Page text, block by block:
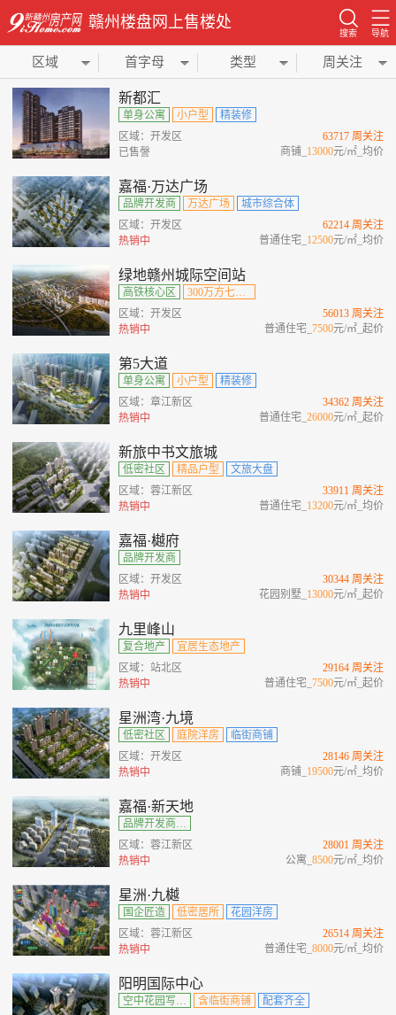
赣州楼盘网上售楼处
搜索 导航
区域 首字母 类型 周关注
新都汇
单身公寓 小户型
精装修
区域：开发区
已售謦
63717 周关注
商铺_ 13000元/㎡_均价
嘉福·万达广场
品牌开发商 万达广场
城市综合体
区域：开发区
热销中
62214 周关注
普通住宅_ 12500元/㎡_均价
绿地赣州城际空间站
高铁核心区
300万方七位一体综合城
区域：开发区
热销中
56013 周关注
普通住宅_7500元/㎡_起价
第5大道
单身公寓 小户型
精装修
区域：章江新区
热销中
34362 周关注
普通住宅_26000元/㎡_起价
新旅中书文旅城
低密社区 精品户型
文旅大盘
区域：蓉江新区
热销中
33911 周关注
普通住宅_ 13200元/㎡_均价
嘉福·樾府
品牌开发商
区域：开发区
热销中
30344 周关注
花园别墅_ 13000元/㎡_起价
九里峰山
复合地产
宜居生态地产
区域：站北区
热销中
29164 周关注
普通住宅_7500元/㎡_起价
星洲湾·九境
低密社区 庭院洋房
临街商铺
区域：开发区
热销中
28146 周关注
商铺_ 19500元/㎡_均价
嘉福·新天地
品牌开发商、城央绿肺观邸、多维商业范本、公园环绕
区域：蓉江新区
热销中
28001 周关注
公寓_8500元/㎡_均价
星洲·九樾
国企匠造 低密居所
花园洋房
区域：蓉江新区
热销中
26514 周关注
普通住宅_8000元/㎡_均价
阳明国际中心
空中花园写字楼 含临街商铺
配套齐全